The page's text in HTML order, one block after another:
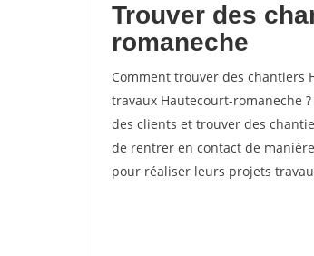
Trouver des
romaneche
Comment trouver des chantiers
travaux Hautecourt-romaneche
des clients et trouver des
de rentrer en contact de
pour réaliser leurs projets